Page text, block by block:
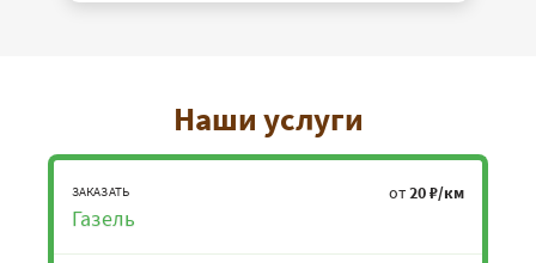
Наши услуги
ЗАКАЗАТЬ
Газель
от20 ₽/км